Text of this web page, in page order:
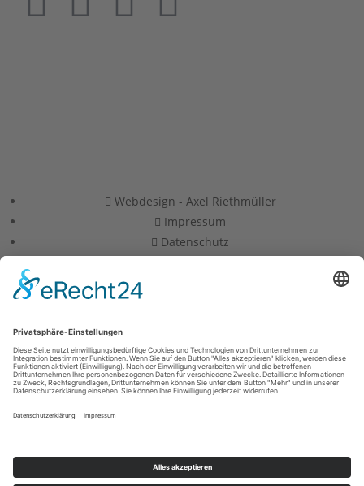
Webdesign - Axel Riethmüller
Impressum
Datenschutz
Warenkorb
Sichere dir dein kostenloses Geschenk
Vorname
E-Mail-Adresse
MANGELHAFT